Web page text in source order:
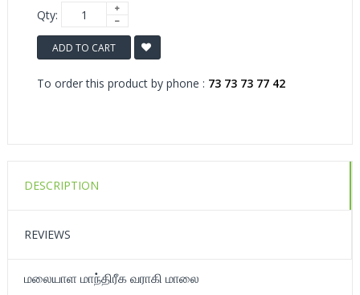
Qty:
ADD TO CART
To order this product by phone : 73 73 73 77 42
DESCRIPTION
REVIEWS
மலையாள மாந்திரீக வராகி மாலை